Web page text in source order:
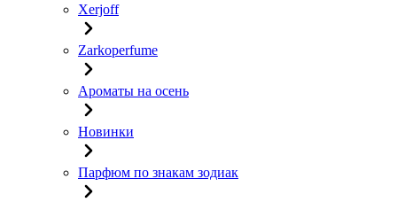
Xerjoff
Zarkoperfume
Ароматы на осень
Новинки
Парфюм по знакам зодиак